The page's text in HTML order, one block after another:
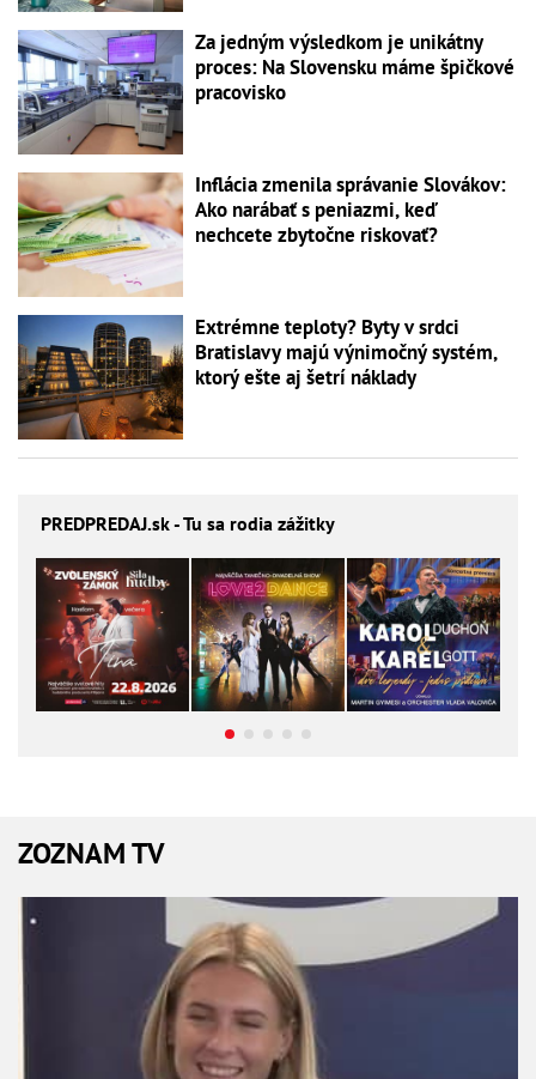
Za jedným výsledkom je unikátny
proces: Na Slovensku máme špičkové
pracovisko
Inflácia zmenila správanie Slovákov:
Ako narábať s peniazmi, keď
nechcete zbytočne riskovať?
Extrémne teploty? Byty v srdci
Bratislavy majú výnimočný systém,
ktorý ešte aj šetrí náklady
PREDPREDAJ.sk - Tu sa rodia zážitky
ZOZNAM TV